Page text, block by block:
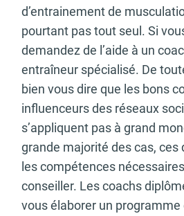
d’entrainement de
pourtant pas tout seul. Si
demandez de l’aide à un
entraîneur spécialisé. De
bien vous dire que les bons
influenceurs des réseaux
s’appliquent pas à grand
grande majorité des cas, ces
les compétences
conseiller. Les coachs
vous élaborer un programme